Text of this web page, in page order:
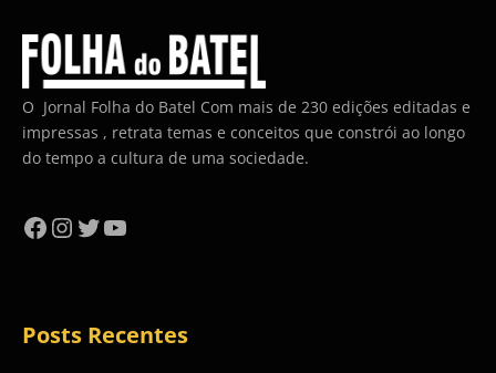
O Jornal Folha do Batel Com mais de 230 edições editadas e
impressas , retrata temas e conceitos que constrói ao longo
do tempo a cultura de uma sociedade.
Facebook
Instagram
Twitter
YouTube
Posts Recentes